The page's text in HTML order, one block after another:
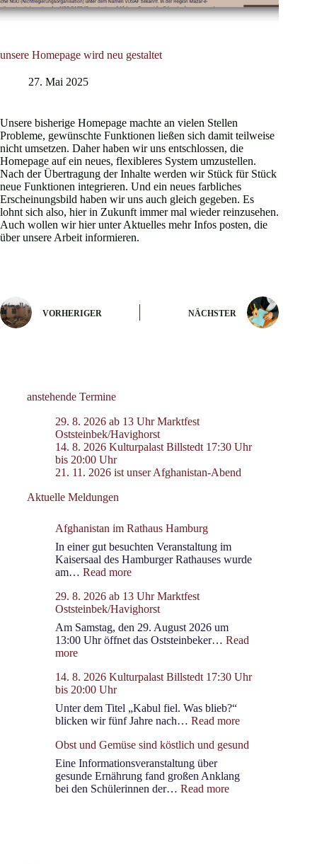
unsere Homepage wird neu gestaltet
27. Mai 2025
Unsere bisherige Homepage machte an vielen Stellen
Probleme, gewünschte Funktionen ließen sich damit teilweise
nicht umsetzen. Daher haben wir uns entschlossen, die
Homepage auf ein neues, flexibleres System umzustellen.
Nach der Übertragung der Inhalte werden wir Stück für Stück
neue Funktionen integrieren. Und ein neues farbliches
Erscheinungsbild haben wir uns auch gleich gegeben. Es
lohnt sich also, hier in Zukunft immer mal wieder reinzusehen.
Auch wollen wir hier unter Aktuelles mehr Infos posten, die
über unsere Arbeit informieren.
VORHERIGER NÄCHSTER
anstehende Termine
29. 8. 2026 ab 13 Uhr Marktfest
Oststeinbek/Havighorst
14. 8. 2026 Kulturpalast Billstedt 17:30 Uhr
bis 20:00 Uhr
21. 11. 2026 ist unser Afghanistan-Abend
Aktuelle Meldungen
Afghanistan im Rathaus Hamburg
In einer gut besuchten Veranstaltung im
Kaisersaal des Hamburger Rathauses wurde
am… Read more:
im
Rathaus
Hamburg
29. 8. 2026 ab 13 Uhr Marktfest
Oststeinbek/Havighorst
Am Samstag, den 29. August 2026 um
13:00 Uhr öffnet das Oststeinbeker… Read
more:
8.
2026
ab
13
Uhr
Marktfest
14. 8. 2026 Kulturpalast Billstedt 17:30 Uhr
bis 20:00 Uhr
Unter dem Titel „Kabul fiel. Was blieb?“
blicken wir fünf Jahre nach… Read more:
8.
Kulturpalast
Billstedt
Obst und Gemüse sind köstlich und gesund
Eine Informationsveranstaltung über
gesunde Ernährung fand großen Anklang
bei den Schülerinnen der… Read more: